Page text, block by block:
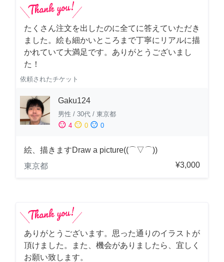
たくさん注文を出したのに全てに答えていただき
ました。絵も細かいところまで丁寧にリアルに描
かれていて大満足です。ありがとうございまし
た！
依頼されたチケット
Gaku124
男性 / 30代 / 東京都
sentiment_satisfied 4 sentiment_neutral 0 sentiment_dissatisfied 0
絵、描きますDraw a picture((⌒▽⌒))
東京都
¥3,000
ありがとうございます。思った通りのイラストが
頂けました。また、機会がありましたら、宜しく
お願い致します。